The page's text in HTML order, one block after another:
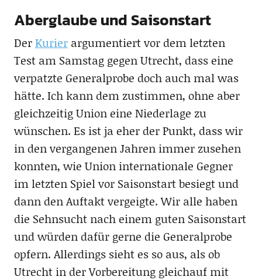
Aberglaube und Saisonstart
DerKurierargumentiert vor dem letzten
Test am Samstag gegen Utrecht, dass eine
verpatzte Generalprobe doch auch mal was
hätte. Ich kann dem zustimmen, ohne aber
gleichzeitig Union eine Niederlage zu
wünschen. Es ist ja eher der Punkt, dass wir
in den vergangenen Jahren immer zusehen
konnten, wie Union internationale Gegner
im letzten Spiel vor Saisonstart besiegt und
dann den Auftakt vergeigte. Wir alle haben
die Sehnsucht nach einem guten Saisonstart
und würden dafür gerne die Generalprobe
opfern. Allerdings sieht es so aus, als ob
Utrecht in der Vorbereitung gleichauf mit